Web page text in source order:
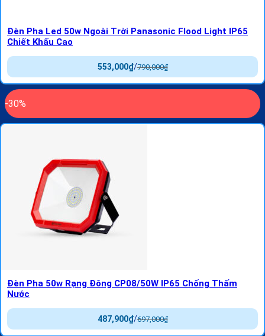
Đèn Pha Led 50w Ngoài Trời Panasonic Flood Light IP65
Chiết Khấu Cao
790,000₫
/
553,000₫
-30%
Đèn Pha 50w Rạng Đông CP08/50W IP65 Chống Thấm
Nước
697,000₫
/
487,900₫